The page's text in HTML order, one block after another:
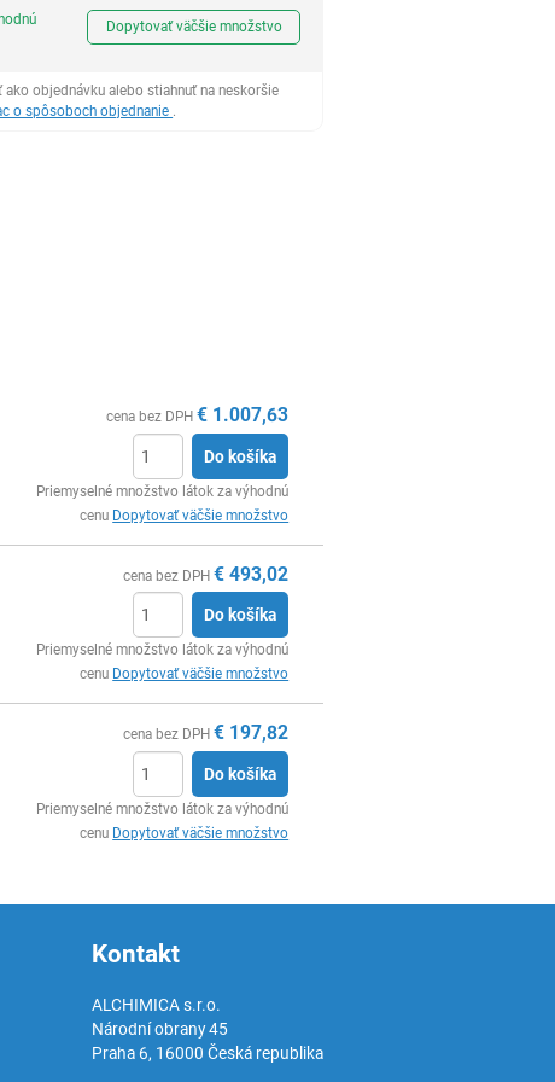
Ks
Dopytovať väčšie množstvo
objednávku alebo stiahnuť na neskoršie
o spôsoboch objednanie .
cena bez DPH € 1.007,63
Do košíka
Priemyselné množstvo látok za výhodnú
cenu Dopytovať väčšie množstvo
cena bez DPH € 493,02
Do košíka
Priemyselné množstvo látok za výhodnú
cenu Dopytovať väčšie množstvo
cena bez DPH € 197,82
Do košíka
Priemyselné množstvo látok za výhodnú
cenu Dopytovať väčšie množstvo
Kontakt
ALCHIMICA s.r.o.
Národní obrany 45
Praha 6, 16000 Česká republika